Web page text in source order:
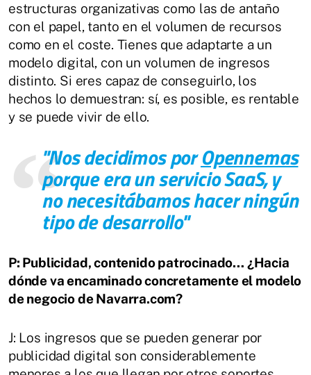
estructuras organizativas como las de antaño
con el papel, tanto en el volumen de recursos
como en el coste. Tienes que adaptarte a un
modelo digital, con un volumen de ingresos
distinto. Si eres capaz de conseguirlo, los
hechos lo demuestran: sí, es posible, es rentable
y se puede vivir de ello.
"Nos decidimos porOpennemas
porque era un servicio SaaS, y
no necesitábamos hacer ningún
tipo de desarrollo"
P: Publicidad, contenido patrocinado… ¿Hacia
dónde va encaminado concretamente el modelo
de negocio de Navarra.com?
J: Los ingresos que se pueden generar por
publicidad digital son considerablemente